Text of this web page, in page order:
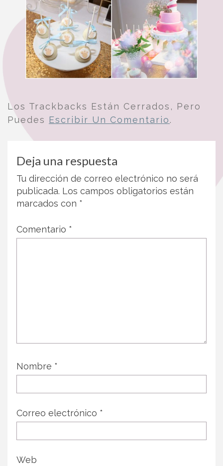
Los Trackbacks Están Cerrados, Pero
Puedes Escribir Un Comentario.
Deja una respuesta
Tu dirección de correo electrónico no será
publicada. Los campos obligatorios están
marcados con *
Comentario *
Nombre *
Correo electrónico *
Web